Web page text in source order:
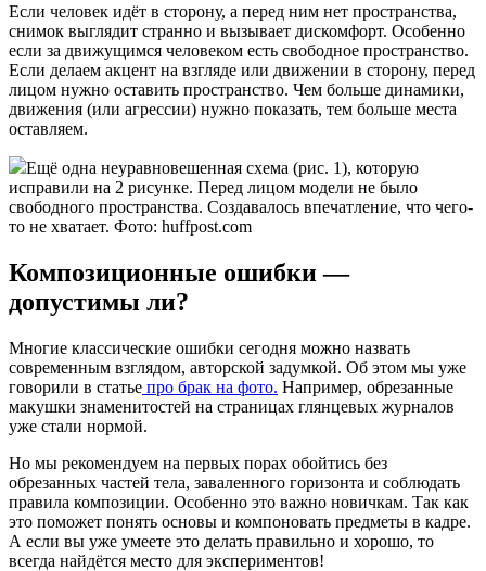
Если человек идёт в сторону, а перед ним нет пространства,
снимок выглядит странно и вызывает дискомфорт. Особенно
если за движущимся человеком есть свободное пространство.
Если делаем акцент на взгляде или движении в сторону, перед
лицом нужно оставить пространство. Чем больше динамики,
движения (или агрессии) нужно показать, тем больше места
оставляем.
Ещё одна неуравновешенная схема (рис. 1), которую
исправили на 2 рисунке. Перед лицом модели не было
свободного пространства. Создавалось впечатление, что чего-
то не хватает. Фото: huffpost.com
Композиционные ошибки —
допустимы ли?
Многие классические ошибки сегодня можно назвать
современным взглядом, авторской задумкой. Об этом мы уже
говорили в статье про брак на фото. Например, обрезанные
макушки знаменитостей на страницах глянцевых журналов
уже стали нормой.
Но мы рекомендуем на первых порах обойтись без
обрезанных частей тела, заваленного горизонта и соблюдать
правила композиции. Особенно это важно новичкам. Так как
это поможет понять основы и компоновать предметы в кадре.
А если вы уже умеете это делать правильно и хорошо, то
всегда найдётся место для экспериментов!